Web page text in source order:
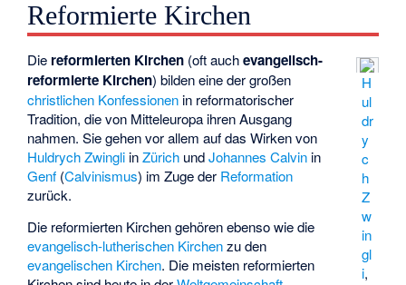
Reformierte Kirchen
H
ul
dr
y
c
h
Z
w
in
gl
i,
Die reformierten Kirchen (oft auchevangelisch-
reformierte Kirchen) bilden eine der großen
christlichen Konfessionen in reformatorischer
Tradition, die von Mitteleuropa ihren Ausgang
nahmen. Sie gehen vor allem auf das Wirken von
Huldrych Zwingli inZürich undJohannes Calvin in
Genf (Calvinismus) im Zuge der Reformation
zurück.
Die reformierten Kirchen gehören ebenso wie die
evangelisch-lutherischen Kirchenzu den
evangelischen Kirchen. Die meisten reformierten